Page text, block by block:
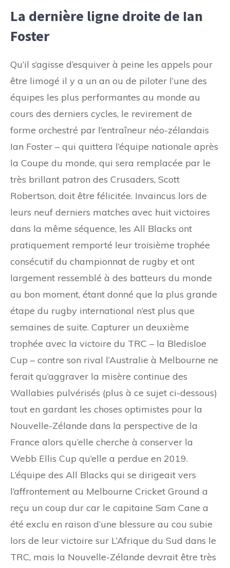
La dernière ligne droite de Ian
Foster
Qu’il s’agisse d’esquiver à peine les appels pour
être limogé il y a un an ou de piloter l’une des
équipes les plus performantes au monde au
cours des derniers cycles, le revirement de
forme orchestré par l’entraîneur néo-zélandais
Ian Foster – qui quittera l’équipe nationale après
la Coupe du monde, qui sera remplacée par le
très brillant patron des Crusaders, Scott
Robertson, doit être félicitée. Invaincus lors de
leurs neuf derniers matches avec huit victoires
dans la même séquence, les All Blacks ont
pratiquement remporté leur troisième trophée
consécutif du championnat de rugby et ont
largement ressemblé à des batteurs du monde
au bon moment, étant donné que la plus grande
étape du rugby international n’est plus que
semaines de suite. Capturer un deuxième
trophée avec la victoire du TRC – la Bledisloe
Cup – contre son rival l’Australie à Melbourne ne
ferait qu’aggraver la misère continue des
Wallabies pulvérisés (plus à ce sujet ci-dessous)
tout en gardant les choses optimistes pour la
Nouvelle-Zélande dans la perspective de la
France alors qu’elle cherche à conserver la
Webb Ellis Cup qu’elle a perdue en 2019.
L’équipe des All Blacks qui se dirigeait vers
l’affrontement au Melbourne Cricket Ground a
reçu un coup dur car le capitaine Sam Cane a
été exclu en raison d’une blessure au cou subie
lors de leur victoire sur L’Afrique du Sud dans le
TRC, mais la Nouvelle-Zélande devrait être très